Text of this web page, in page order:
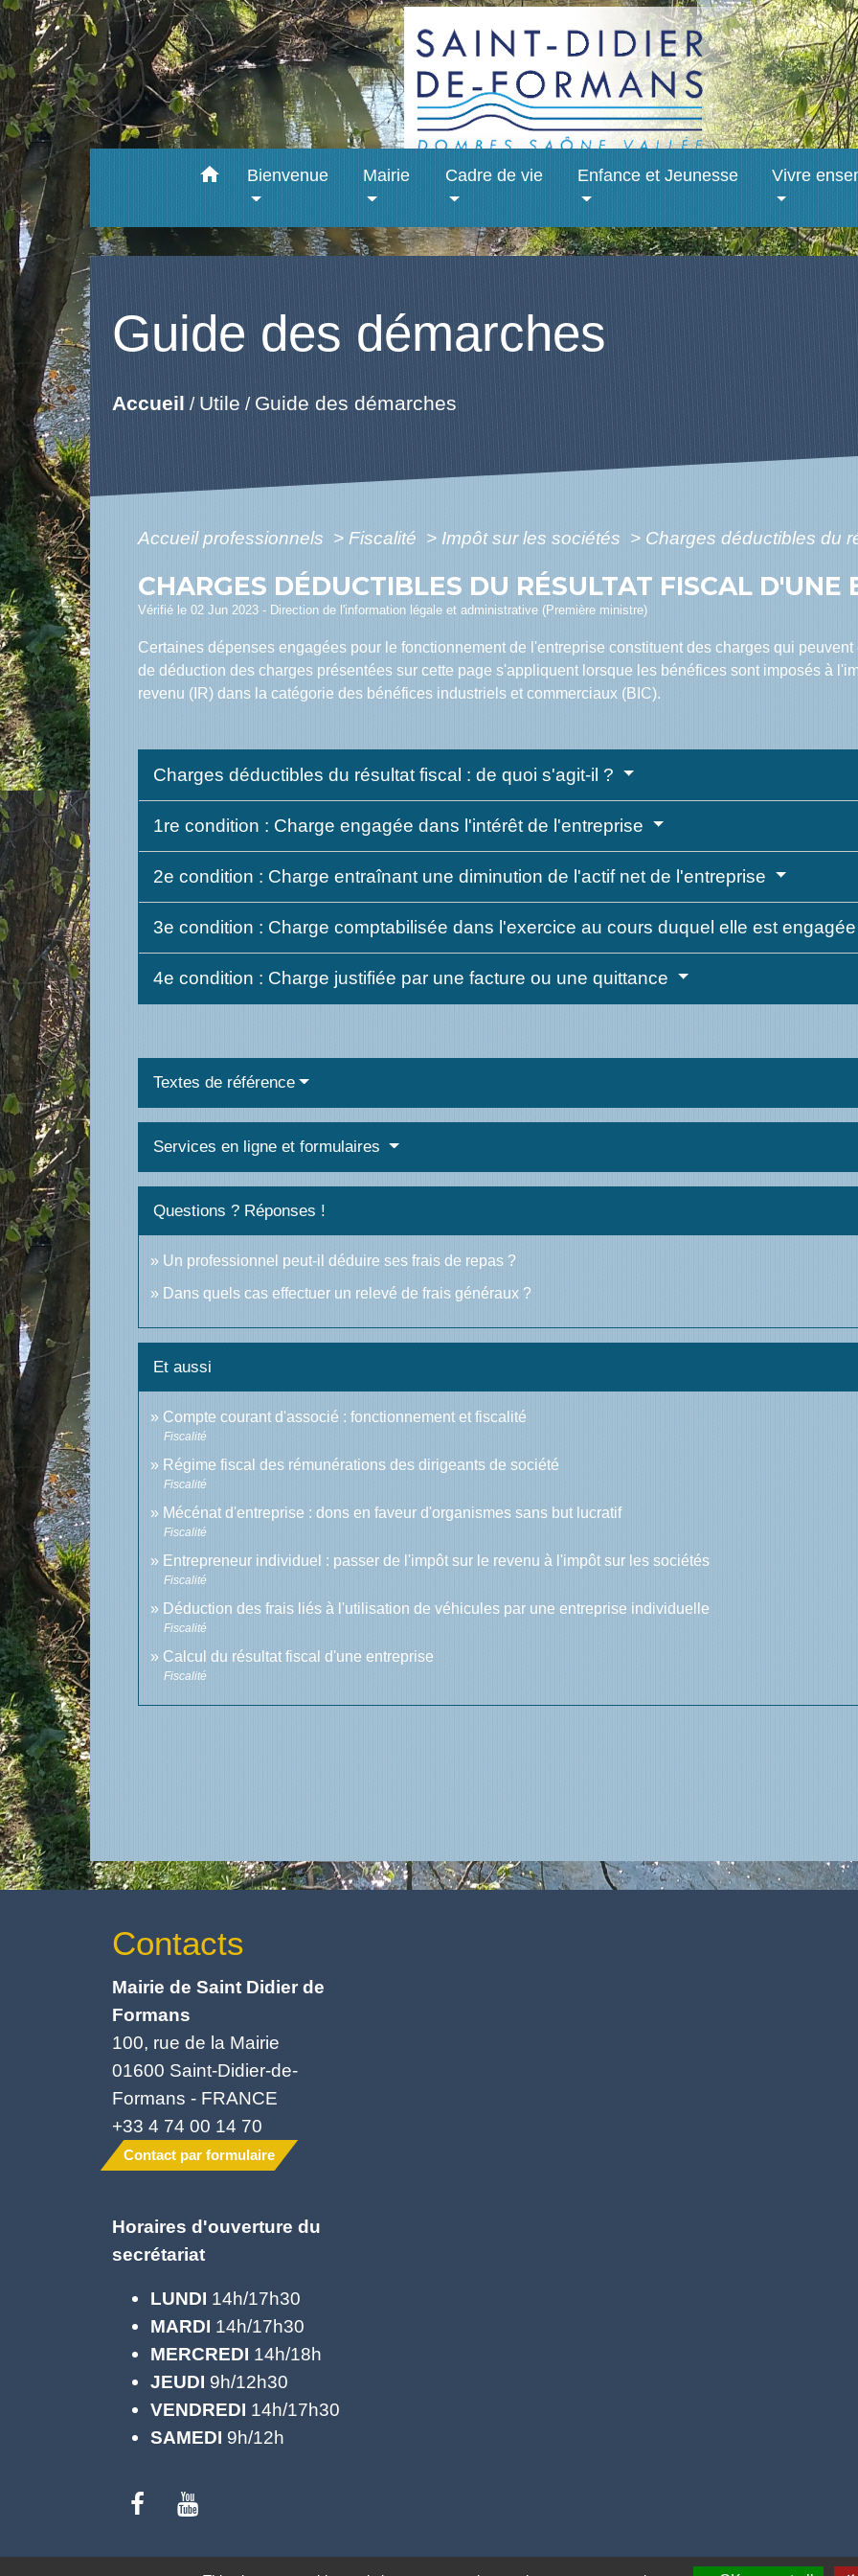
home Bienvenue Mairie Cadre de vie Enfance et Jeunesse Vivre
Guide des démarches
Accueil /Utile /Guide des démarches
Accueil professionnels > Fiscalité > Impôt sur les sociétés > Charges déductibles du
CHARGES DÉDUCTIBLES DU RÉSULTAT FISCAL D'UNE
Vérifié le 02 Jun 2023 - Direction de l'information légale et administrative (Première ministre)
Certaines dépenses engagées pour le fonctionnement de l'entreprise constituent des charges qui
de déduction des charges présentées sur cette page s'appliquent lorsque les bénéfices sont imposés à
revenu (IR) dans la catégorie des bénéfices industriels et commerciaux (BIC).
Charges déductibles du résultat fiscal : de quoi s'agit-il ?
1re condition : Charge engagée dans l'intérêt de l'entreprise
2e condition : Charge entraînant une diminution de l'actif net de l'entreprise
3e condition : Charge comptabilisée dans l'exercice au cours duquel elle est
4e condition : Charge justifiée par une facture ou une quittance
Textes de référence
Services en ligne et formulaires
Questions ? Réponses !
Un professionnel peut-il déduire ses frais de repas ?
Dans quels cas effectuer un relevé de frais généraux ?
Et aussi
Compte courant d'associé : fonctionnement et fiscalité
Fiscalité
Régime fiscal des rémunérations des dirigeants de société
Fiscalité
Mécénat d'entreprise : dons en faveur d'organismes sans but lucratif
Fiscalité
Entrepreneur individuel : passer de l'impôt sur le revenu à l'impôt sur les sociétés
Fiscalité
Déduction des frais liés à l'utilisation de véhicules par une entreprise individuelle
Fiscalité
Calcul du résultat fiscal d'une entreprise
Fiscalité
Contacts
Mairie de Saint Didier de
Formans
100, rue de la Mairie
01600 Saint-Didier-de-
Formans - FRANCE
+33 4 74 00 14 70
Contact par formulaire
Horaires d'ouverture du
secrétariat
LUNDI 14h/17h30
MARDI 14h/17h30
MERCREDI 14h/18h
JEUDI 9h/12h30
VENDREDI 14h/17h30
SAMEDI 9h/12h